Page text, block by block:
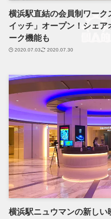
横浜駅直結の会員制ワー
イッチ」オープン！シェ
ーク機能も
2020.07.03 2020.07.30
横浜駅ニュウマンの新し